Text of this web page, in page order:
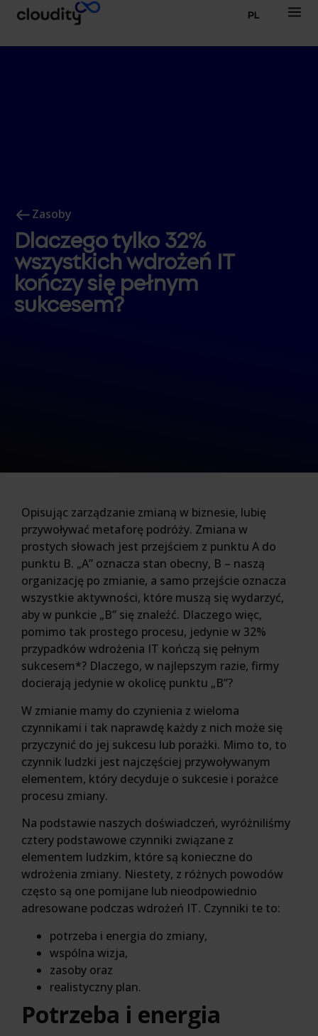
PL
Zasoby
Dlaczego tylko 32%
wszystkich wdrożeń IT
kończy się pełnym
sukcesem?
Opisując zarządzanie zmianą w biznesie, lubię
przywoływać metaforę podróży. Zmiana w
prostych słowach jest przejściem z punktu A do
punktu B. „A” oznacza stan obecny, B – naszą
organizację po zmianie, a samo przejście oznacza
wszystkie aktywności, które muszą się wydarzyć,
aby w punkcie „B” się znaleźć. Dlaczego więc,
pomimo tak prostego procesu, jedynie w 32%
przypadków wdrożenia IT kończą się pełnym
sukcesem*? Dlaczego, w najlepszym razie, firmy
docierają jedynie w okolicę punktu „B”?
W zmianie mamy do czynienia z wieloma
czynnikami i tak naprawdę każdy z nich może się
przyczynić do jej sukcesu lub porażki. Mimo to, to
czynnik ludzki jest najczęściej przywoływanym
elementem, który decyduje o sukcesie i porażce
procesu zmiany.
Na podstawie naszych doświadczeń, wyróżniliśmy
cztery podstawowe czynniki związane z
elementem ludzkim, które są konieczne do
wdrożenia zmiany. Niestety, z różnych powodów
często są one pomijane lub nieodpowiednio
adresowane podczas wdrożeń IT. Czynniki te to:
potrzeba i energia do zmiany,
wspólna wizja,
zasoby oraz
realistyczny plan.
Potrzeba i energia